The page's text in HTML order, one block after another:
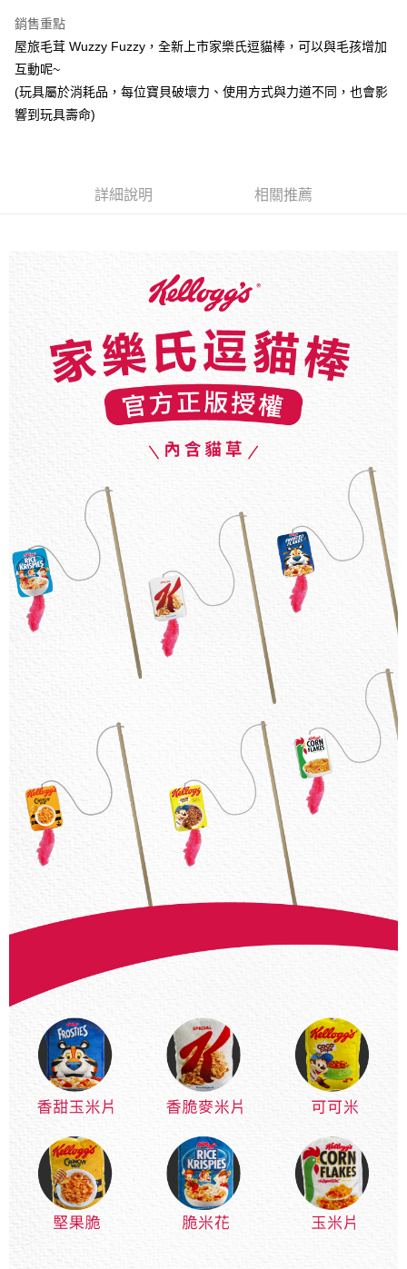
全家取貨付款
每筆NT$60，滿NT$899(含以上)免運費
7-11取貨付款
銷售重點
屋旅毛茸 Wuzzy Fuzzy，全新上市家樂氏逗貓棒，可以與毛孩增加
互動呢~
(玩具屬於消耗品，每位寶貝破壞力、使用方式與力道不同，也會影
響到玩具壽命)
詳細說明 相關推薦